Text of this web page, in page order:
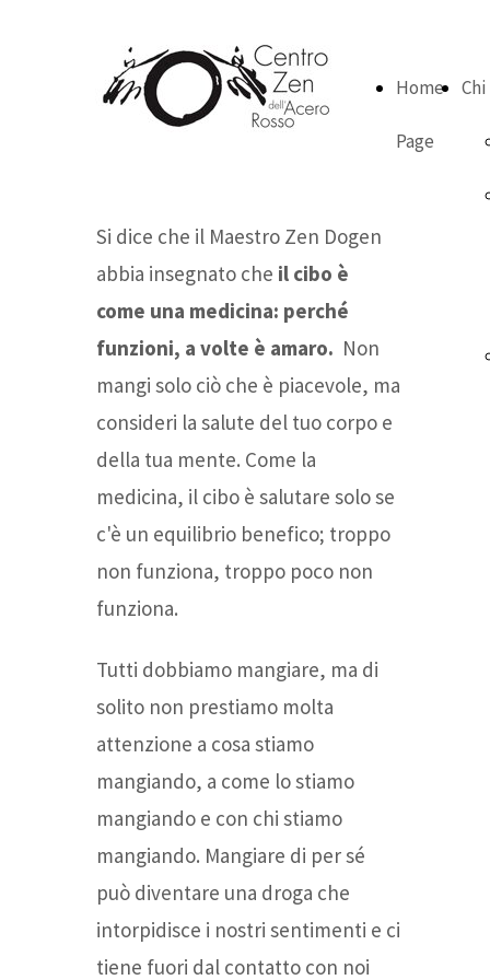
Home
Page
Si dice che il Maestro Zen Dogen
abbia insegnato che il cibo è
come una medicina: perché
funzioni, a volte è amaro. Non
mangi solo ciò che è piacevole, ma
consideri la salute del tuo corpo e
della tua mente. Come la
medicina, il cibo è salutare solo se
c'è un equilibrio benefico; troppo
non funziona, troppo poco non
funziona.
Tutti dobbiamo mangiare, ma di
solito non prestiamo molta
attenzione a cosa stiamo
mangiando, a come lo stiamo
mangiando e con chi stiamo
mangiando. Mangiare di per sé
può diventare una droga che
intorpidisce i nostri sentimenti e ci
tiene fuori dal contatto con noi